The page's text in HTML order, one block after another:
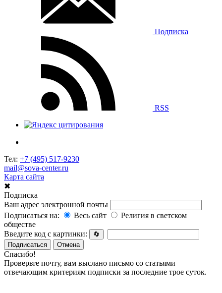
Подписка
RSS
Тел: +7 (495) 517-9230
mail@sova-center.ru
Карта сайта
✖
Подписка
Ваш адрес электронной почты
Подписаться на:
Весь сайт
Религия в светском
обществе
Введите код с картинки:
🔄
Подписаться
Отмена
Спасибо!
Проверьте почту, вам выслано письмо со статьями
отвечающим критериям подписки за последние трое суток.